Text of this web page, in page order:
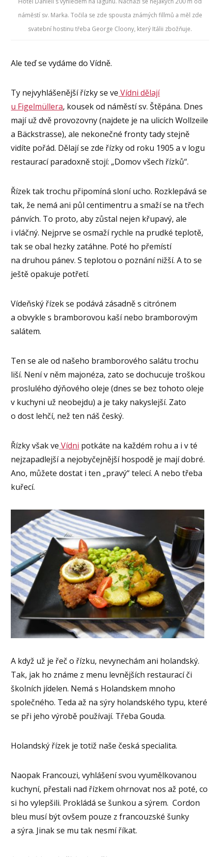
náměstí sv. Marka. Točila se zde spousta známých fillmů a měl zde
svatební hostinu třeba George Cloony, který Itálii zbožňuje.
Ale teď se vydáme do Vídně.
Ty nejvyhlášenější řízky se ve Vídni dělají
u Figelmüllera, kousek od náměstí sv. Štěpána. Dnes
mají už dvě provozovny (najdete je na ulicích Wollzeile
a Bäckstrasse), ale nekonečné fronty tady stejně
vidíte pořád. Dělají se zde řízky od roku 1905 a v logu
restaurací paradoxně stojí: „Domov všech řízků“.
Řízek tak trochu připomíná sloní ucho. Rozklepává se
tak, že nemá ani půl centimentru a smaží se na třech
pánvích. To proto, aby zůstal nejen křupavý, ale
i vláčný. Nejprve se osmaží rychle na prudké teplotě,
tak se obal hezky zatáhne. Poté ho přemístí
na druhou pánev. S teplotou o poznání nižší. A to se
ještě opakuje potřetí.
Vídeňský řízek se podává zásadně s citrónem
a obvykle s bramborovou kaší nebo bramborovým
salátem.
Ten se ale od našeho bramborového salátu trochu
liší. Není v něm majonéza, zato se dochucuje troškou
proslulého dýňového oleje (dnes se bez tohoto oleje
v kuchyni už neobejdu) a je taky nakyslejší. Zato
o dost lehčí, než ten náš český.
Řízky však ve Vídni potkáte na každém rohu a i v té
nejzapadlejší a nejobyčejnější hospodě je mají dobré.
Ano, můžete dostat i ten „pravý“ telecí. A nebo třeba
kuřecí.
A když už je řeč o řízku, nevynechám ani holandský.
Tak, jak ho známe z menu levnějších restaurací či
školních jídelen. Nemá s Holandskem mnoho
společného. Teda až na sýry holandského typu, které
se při jeho výrobě používají. Třeba Gouda.
Holandský řízek je totiž naše česká specialita.
Naopak Francouzi, vyhlášení svou vyumělkovanou
kuchyní, přestali nad řízkem ohrnovat nos až poté, co
si ho vylepšili. Prokládá se šunkou a sýrem. Cordon
bleu musí být ovšem pouze z francouzské šunky
a sýra. Jinak se mu tak nesmí říkat.